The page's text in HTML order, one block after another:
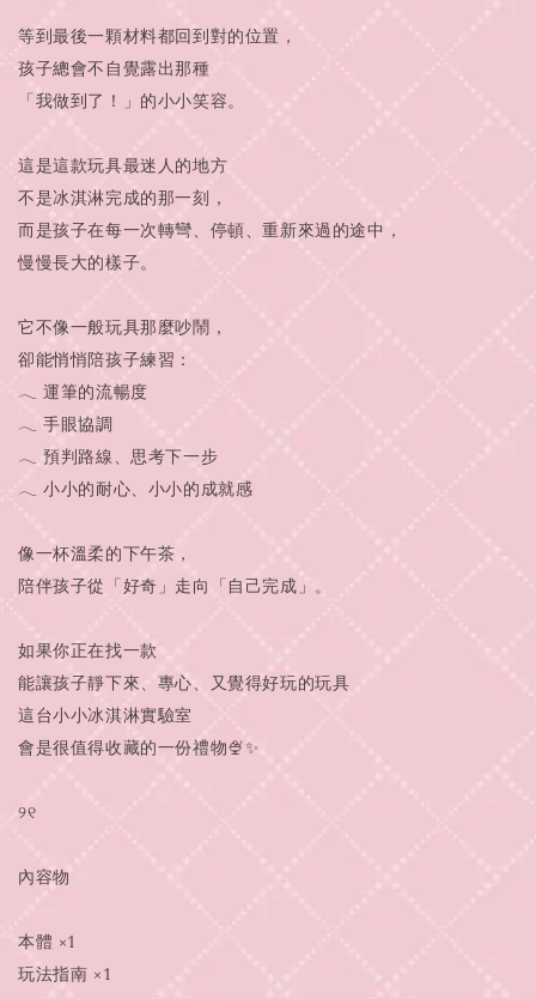
等到最後一顆材料都回到對的位置，
孩子總會不自覺露出那種
「我做到了！」的小小笑容。
這是這款玩具最迷人的地方
不是冰淇淋完成的那一刻，
而是孩子在每一次轉彎、停頓、重新來過的途中，
慢慢長大的樣子。
它不像一般玩具那麼吵鬧，
卻能悄悄陪孩子練習：
𓂃 運筆的流暢度
𓂃 手眼協調
𓂃 預判路線、思考下一步
𓂃 小小的耐心、小小的成就感
像一杯溫柔的下午茶，
陪伴孩子從「好奇」走向「自己完成」。
如果你正在找一款
能讓孩子靜下來、專心、又覺得好玩的玩具
這台小小冰淇淋實驗室
會是很值得收藏的一份禮物🍨✨
୨୧
內容物
本體 ×1
玩法指南 ×1